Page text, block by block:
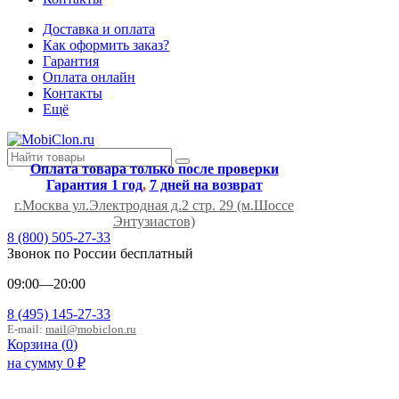
Доставка и оплата
Как оформить заказ?
Гарантия
Оплата онлайн
Контакты
Ещё
Оплата товара только после проверки
Гарантия 1 год, 7 дней на возврат
г.Москва ул.Электродная д.2 стр. 29 (м.Шоссе
Энтузиастов)
8 (800) 505-27-33
Звонок по России бесплатный
09:00—20:00
8 (495) 145-27-33
E-mail: mail@mobiclon.ru
Корзина (0)
на сумму 0 ₽